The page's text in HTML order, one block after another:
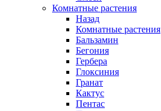
Комнатные растения
Назад
Комнатные растения
Бальзамин
Бегония
Гербера
Глоксиния
Гранат
Кактус
Пентас